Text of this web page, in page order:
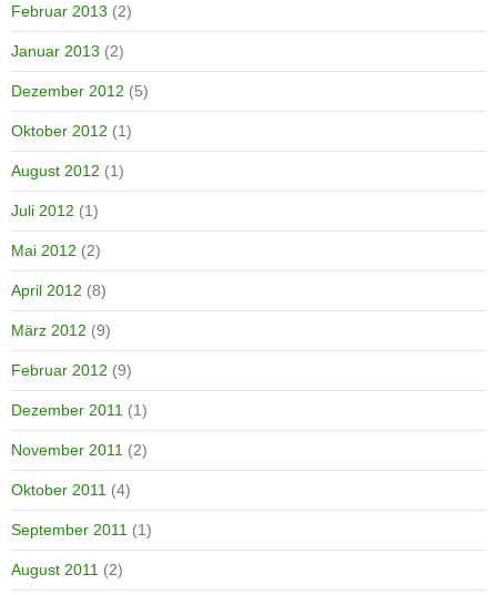
Februar 2013 (2)
Januar 2013 (2)
Dezember 2012 (5)
Oktober 2012 (1)
August 2012 (1)
Juli 2012 (1)
Mai 2012 (2)
April 2012 (8)
März 2012 (9)
Februar 2012 (9)
Dezember 2011 (1)
November 2011 (2)
Oktober 2011 (4)
September 2011 (1)
August 2011 (2)